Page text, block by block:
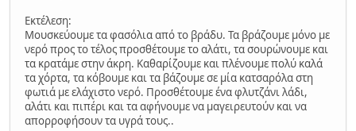
Εκτέλεση:
Μουσκεύουμε τα φασόλια από το βράδυ. Τα βράζουμε μόνο με
νερό προς το τέλος προσθέτουμε το αλάτι, τα σουρώνουμε και
τα κρατάμε στην άκρη. Καθαρίζουμε και πλένουμε πολύ καλά
τα χόρτα, τα κόβουμε και τα βάζουμε σε μία κατσαρόλα στη
φωτιά με ελάχιστο νερό. Προσθέτουμε ένα φλυτζάνι λάδι,
αλάτι και πιπέρι και τα αφήνουμε να μαγειρευτούν και να
απορροφήσουν τα υγρά τους..